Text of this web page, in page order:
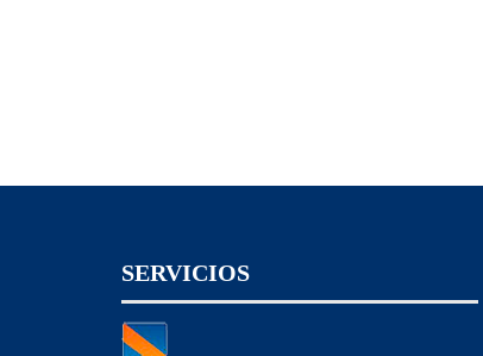
SERVICIOS